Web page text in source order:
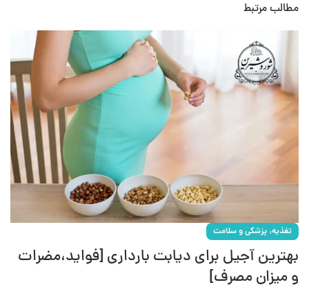
مطالب مرتبط
تغذیه, پزشکی و سلامت
بهترین آجیل برای دیابت بارداری [فواید،مضرات
و میزان مصرف]